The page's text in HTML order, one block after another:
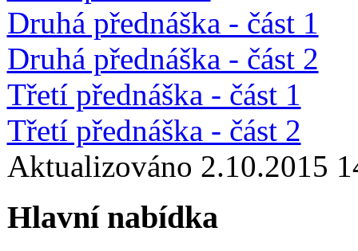
Druhá přednáška - část 1
Druhá přednáška - část 2
Třetí přednáška - část 1
Třetí přednáška - část 2
Aktualizováno 2.10.2015
Hlavní nabídka